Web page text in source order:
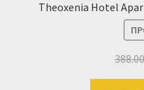
Theoxenia Hotel